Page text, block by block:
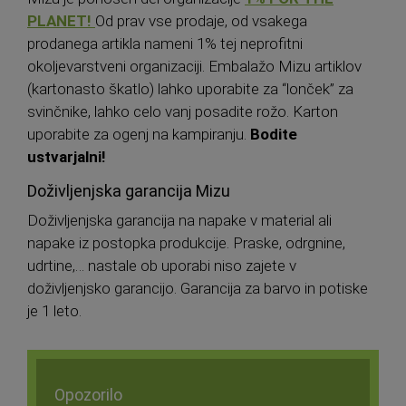
PLANET! Od prav vse prodaje, od vsakega
prodanega artikla nameni 1% tej neprofitni
okoljevarstveni organizaciji. Embalažo Mizu artiklov
(kartonasto škatlo) lahko uporabite za “lonček” za
svinčnike, lahko celo vanj posadite rožo. Karton
uporabite za ogenj na kampiranju. Bodite
ustvarjalni!
Doživljenjska garancija Mizu
Doživljenjska garancija na napake v material ali
napake iz postopka produkcije. Praske, odrgnine,
udrtine,… nastale ob uporabi niso zajete v
doživljenjsko garancijo. Garancija za barvo in potiske
je 1 leto.
Opozorilo